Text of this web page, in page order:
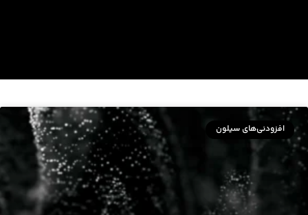
افزودنی‌های سیلون